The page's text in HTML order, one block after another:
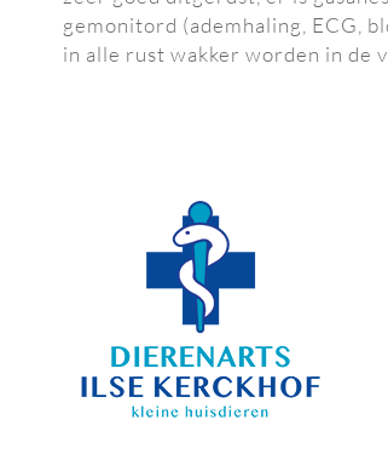
gemonitord (ademhaling, ECG,
in alle rust wakker worden in de